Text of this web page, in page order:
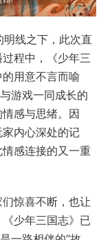
线之下，此次直
程中，《少年三
用意不言而喻
游戏一同成长的
感与思绪。因
内心深处的记
感连接的又一重
惊喜不断，也让
少年三国志》已